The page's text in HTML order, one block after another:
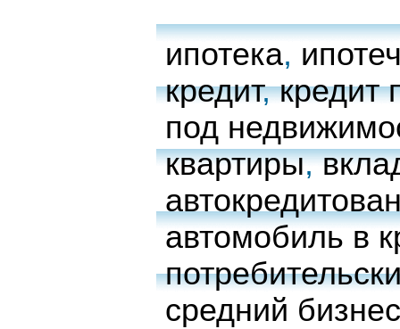
ипотека,
кредит,кредит
под
квартиры,
автомобиль в
средний бизнес